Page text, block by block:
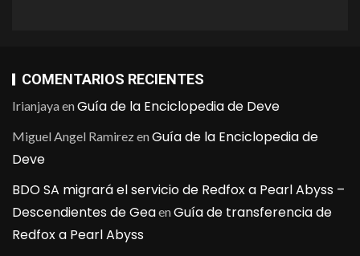
COMENTARIOS RECIENTES
IrianjayaenGuía de la Enciclopedia de Deve
Miguel Angel RamirezenGuía de la Enciclopedia de
Deve
BDO SA migrará el servicio de Redfox a Pearl Abyss –
Descendientes de GeaenGuía de transferencia de
Redfox a Pearl Abyss